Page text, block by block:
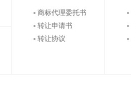
商标代理委托书
转让申请书
转让协议